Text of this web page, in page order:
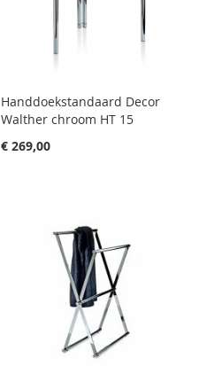
Handdoekstandaard Decor
Walther chroom HT 15
€ 269,00